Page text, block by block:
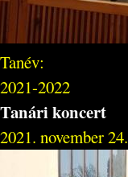
Tanév:
2021-2022
Tanári koncert
2021. november 24.